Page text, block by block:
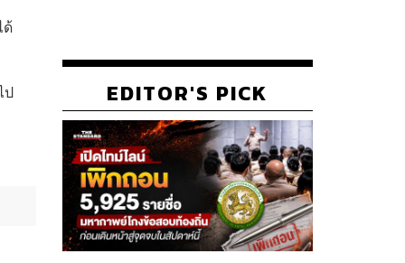
ด้
ป
EDITOR'S PICK